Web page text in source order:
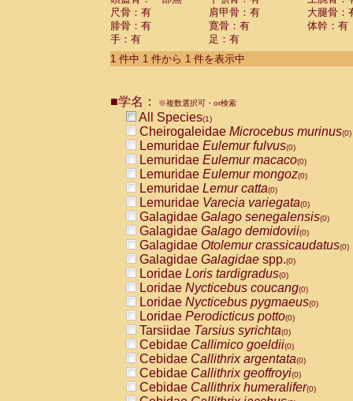
Cebidae Saguinus weddelli
Cebidae Saguinusspp.
Cebidae Aotus trivirgatus
Cebidae Cebus albifrons
CebidaeCebus nigrivittatus
CebidaeCebus
CebidaeSaimiri boliviensis(0)
CebidaeSaimiri sciureus(0)
AtelidaeAlouatta caraya(0)
AtelidaeAlouatta fusca(0)
AtelidaeAlouatta seniculus
AtelidaeAlouattaspp.(0)
AtelidaeAteles belzebuth(0)
AtelidaeAteles geoffroyi(0)
AtelidaeAteles paniscus(0)
AtelidaeAtelesspp.(0)
Atelidae Lagothrix lagothricha
AtelidaeLagothrix lagothricha cana
PitheciidaeCacajao calvus
PitheciidaeCallicebus cupreus
PitheciidaeCallicebus donacophilus
PitheciidaeCallicebus moloch
PitheciidaeCallicebus torquatus
PitheciidaeCallicebusspp.(0)
PitheciidaeChiropotes satanas(0)
尺骨：有
肩甲骨：有
大腿骨：
腓骨：有
寛骨：有
体幹：有
手：有
足：有
1 件中 1 件から 1 件を表示中
■学名： ※複数選択可・or検索
All Species(1)
Cheirogaleidae Microcebus murinus(0)
Lemuridae Eulemur fulvus(0)
Lemuridae Eulemur macaco(0)
Lemuridae Eulemur mongoz(0)
Lemuridae Lemur catta(0)
Lemuridae Varecia variegata(0)
Galagidae Galago senegalensis(0)
Galagidae Galago demidovii(0)
Galagidae Otolemur crassicaudatus(0)
Galagidae Galagidae spp.(0)
Loridae Loris tardigradus(0)
Loridae Nycticebus coucang(0)
Loridae Nycticebus pygmaeus(0)
Loridae Perodicticus potto(0)
Tarsiidae Tarsius syrichta(0)
Cebidae Callimico goeldii(0)
Cebidae Callithrix argentata(0)
Cebidae Callithrix geoffroyi(0)
Cebidae Callithrix humeralifer(0)